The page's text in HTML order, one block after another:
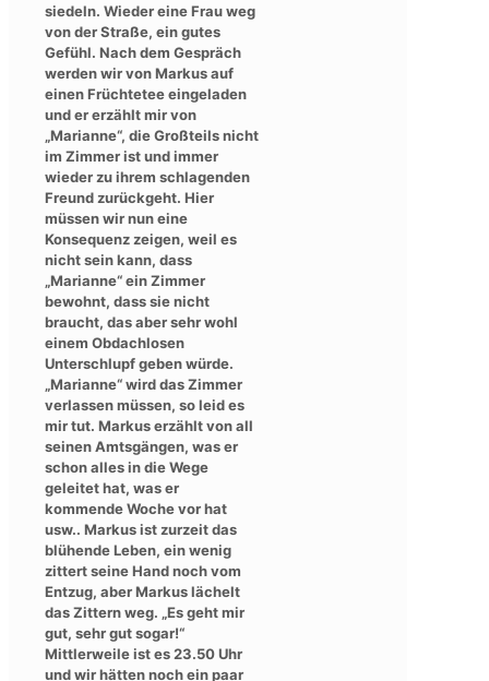
siedeln. Wieder eine Frau weg
von der Straße, ein gutes
Gefühl. Nach dem Gespräch
werden wir von Markus auf
einen Früchtetee eingeladen
und er erzählt mir von
„Marianne“, die Großteils nicht
im Zimmer ist und immer
wieder zu ihrem schlagenden
Freund zurückgeht. Hier
müssen wir nun eine
Konsequenz zeigen, weil es
nicht sein kann, dass
„Marianne“ ein Zimmer
bewohnt, dass sie nicht
braucht, das aber sehr wohl
einem Obdachlosen
Unterschlupf geben würde.
„Marianne“ wird das Zimmer
verlassen müssen, so leid es
mir tut. Markus erzählt von all
seinen Amtsgängen, was er
schon alles in die Wege
geleitet hat, was er
kommende Woche vor hat
usw.. Markus ist zurzeit das
blühende Leben, ein wenig
zittert seine Hand noch vom
Entzug, aber Markus lächelt
das Zittern weg. „Es geht mir
gut, sehr gut sogar!“
Mittlerweile ist es 23.50 Uhr
und wir hätten noch ein paar